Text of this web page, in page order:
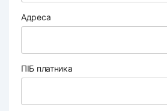
Адреса
ПІБ платника